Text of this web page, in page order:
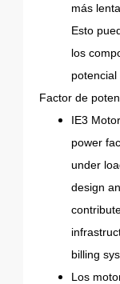
más
Esto
los
potencial
Factor de
IE3
power
under
design
billing
Los